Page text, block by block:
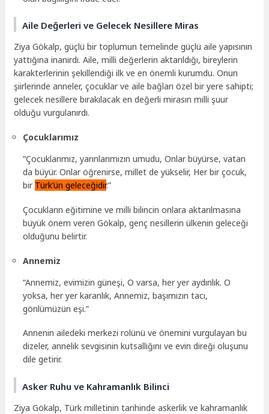
Aile Değerleri ve Gelecek Nesillere Miras
Ziya Gökalp, güçlü bir toplumun temelinde güçlü aile yapısının
yattığına inanırdı. Aile, milli değerlerin aktarıldığı, bireylerin
karakterlerinin şekillendiği ilk ve en önemli kurumdu. Onun
şiirlerinde anneler, çocuklar ve aile bağları özel bir yere sahipti;
gelecek nesillere bırakılacak en değerli mirasın milli şuur
olduğu vurgulanırdı.
Çocuklarımız
“Çocuklarımız, yarınlarımızın umudu, Onlar büyürse, vatan
da büyür. Onlar öğrenirse, millet de yükselir, Her bir çocuk,
bir Türk’ün geleceğidir.”
Çocukların eğitimine ve milli bilincin onlara aktarılmasına
büyük önem veren Gökalp, genç nesillerin ülkenin geleceği
olduğunu belirtir.
Annemiz
“Annemiz, evimizin güneşi, O varsa, her yer aydınlık. O
yoksa, her yer karanlık, Annemiz, başımızın tacı,
gönlümüzün eşi.”
Annenin ailedeki merkezi rolünü ve önemini vurgulayan bu
dizeler, annelik sevgisinin kutsallığını ve evin direği oluşunu
dile getirir.
Asker Ruhu ve Kahramanlık Bilinci
Ziya Gökalp, Türk milletinin tarihinde askerlik ve kahramanlık